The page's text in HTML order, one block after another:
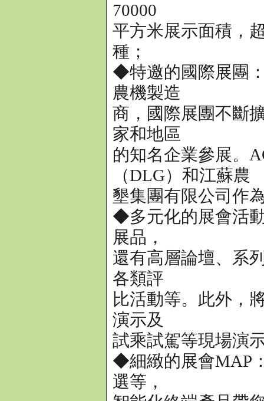
70000
平方米展示面積，
種；
◆特邀的國際展團
農機製造
商，國際展團不斷
家和地區
的知名企業參展。
（DLG）和江蘇農
墾集團有限公司作
◆多元化的展會活
展品，
還有高層論壇、系
各類評
比活動等。此外，
演示及
試乘試駕等現場演
◆細緻的展會MAP
選等，